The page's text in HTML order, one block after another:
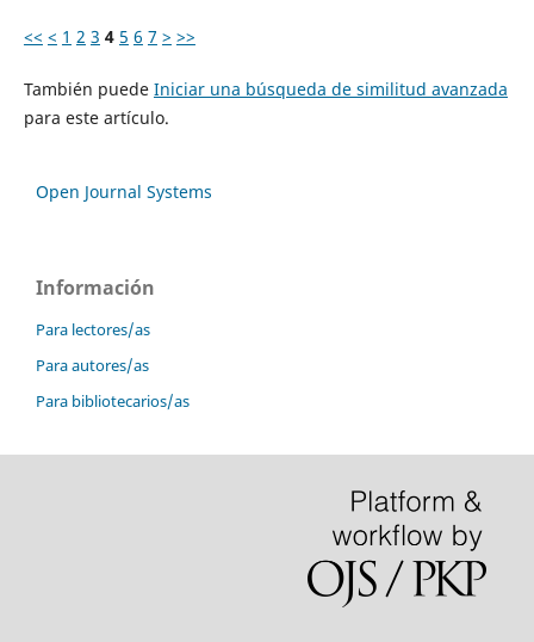
<< < 1 2 3 4 5 6 7 > >>
También puede Iniciar una búsqueda de similitud avanzada
para este artículo.
Open Journal Systems
Información
Para lectores/as
Para autores/as
Para bibliotecarios/as